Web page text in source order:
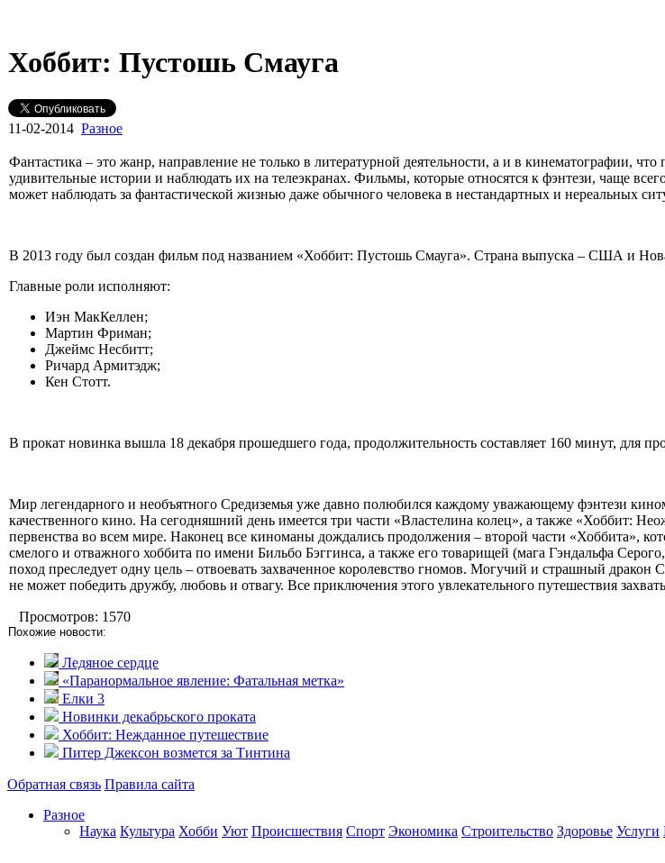
Хоббит: Пустошь Смауга
11-02-2014 Разное
Фантастика – это жанр, направление не только в литературной деятельности, а и в кинематографии,
удивительные истории и наблюдать их на телеэкранах. Фильмы, которые относятся к фэнтези, чаще
может наблюдать за фантастической жизнью даже обычного человека в нестандартных и нереальных
В 2013 году был создан фильм под названием «Хоббит: Пустошь Смауга». Страна выпуска – США и
Главные роли исполняют:
Иэн МакКеллен;
Мартин Фриман;
Джеймс Несбитт;
Ричард Армитэдж;
Кен Стотт.
В прокат новинка вышла 18 декабря прошедшего года, продолжительность составляет 160 минут, для
Мир легендарного и необъятного Средиземья уже давно полюбился каждому уважающему фэнтези
качественного кино. На сегодняшний день имеется три части «Властелина колец», а также «Хоббит:
первенства во всем мире. Наконец все киноманы дождались продолжения – второй части «Хоббита»,
смелого и отважного хоббита по имени Бильбо Бэггинса, а также его товарищей (мага Гэндальфа
поход преследует одну цель – отвоевать захваченное королевство гномов. Могучий и страшный
не может победить дружбу, любовь и отвагу. Все приключения этого увлекательного путешествия
Просмотров: 1570
Похожие новости:
Ледяное сердце
«Паранормальное явление: Фатальная метка»
Елки 3
Новинки декабрьского проката
Хоббит: Нежданное путешествие
Питер Джексон возмется за Тинтина
Обратная связь Правила сайта
Разное
Наука Культура Хобби Уют Происшествия Спорт Экономика Строительство Здоровье Услуги